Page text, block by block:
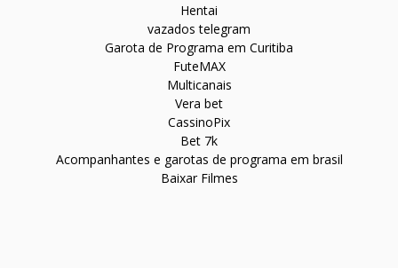
Hentai
vazados telegram
Garota de Programa em Curitiba
FuteMAX
Multicanais
Vera bet
CassinoPix
Bet 7k
Acompanhantes e garotas de programa em brasil
Baixar Filmes